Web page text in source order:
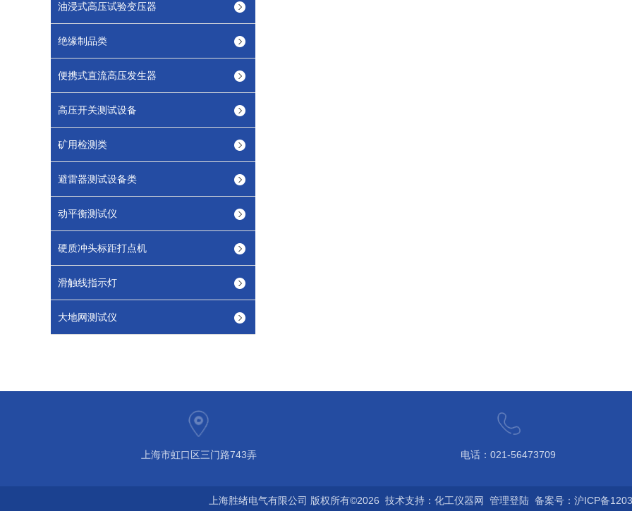
油浸式高压试验变压器
绝缘制品类
便携式直流高压发生器
高压开关测试设备
矿用检测类
避雷器测试设备类
动平衡测试仪
硬质冲头标距打点机
滑触线指示灯
大地网测试仪
上海市虹口区三门路743弄 电话：021-56473709
上海胜绪电气有限公司 版权所有©2026 技术支持： 化工仪器网 管理登陆 备案号：沪ICP备